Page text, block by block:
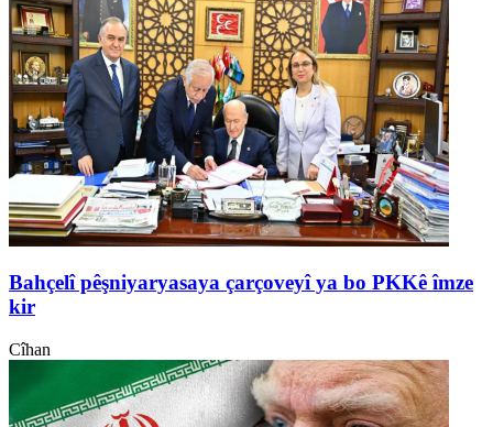
Bahçelî pêşniyaryasaya çarçoveyî ya bo PKKê îmze
kir
Cîhan